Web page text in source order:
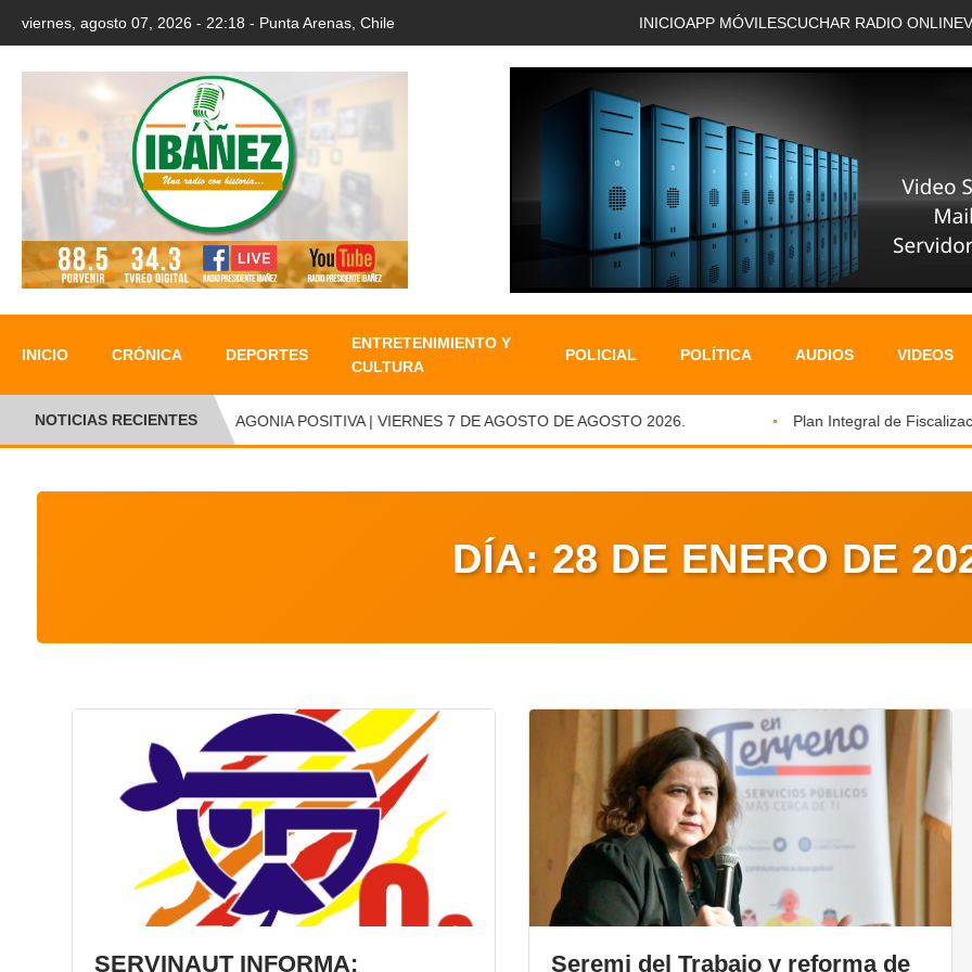
viernes, agosto 07, 2026 - 22:18 - Punta Arenas, Chile INICIOAPP MÓVIL ESCUCHAR RADIO ONLINE
INICIO CRÓNICA DEPORTES
ENTRETENIMIENTO Y
CULTURA
POLICIAL POLÍTICA AUDIOS VIDEOS
NOTICIAS RECIENTESPATAGONIA POSITIVA | VIERNES 7 DE AGOSTO DE AGOSTO 2026. Plan Integral de
DÍA: 28 DE ENERO DE
SERVINAUT INFORMA: Seremi del Trabajo y reforma de